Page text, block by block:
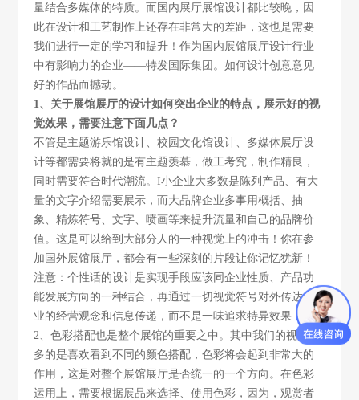
量结合多媒体的特质。而国内展厅展馆设计都比较晚，因
此在设计和工艺制作上还存在非常大的差距，这也是需要
我们进行一定的学习和提升！作为国内展馆展厅设计行业
中有影响力的企业——特发国际集团。如何设计创意意见
好的作品而撼动。
1 、关于展馆展厅的设计如何突出企业的特点，展示好的视
觉效果，需要注意下面几点？
不管是主题游乐馆设计、校园文化馆设计、多媒体展厅设
计等都需要将就的是有主题羡慕，做工考究，制作精良，
同时需要符合时代潮流。I小企业大多数是陈列产品、有大
量的文字介绍需要展示，而大品牌企业多事用概括、抽
象、精炼符号、文字、喷画等来提升流量和自己的品牌价
值。这是可以给到大部分人的一种视觉上的冲击！你在参
加国外展馆展厅，都会有一些深刻的片段让你记忆犹新！
注意：个性话的设计是实现手段应该同企业性质、产品功
能发展方向的一种结合，再通过一切视觉符号对外传达企
业的经营观念和信息传递，而不是一味追求特异效果！
2 、色彩搭配也是整个展馆的重要之中。其中我们的视觉更
多的是喜欢看到不同的颜色搭配，色彩将会起到非常大的
作用，这是对整个展馆展厅是否统一的一个方向。在色彩
运用上，需要根据展品来选择、使用色彩，因为，观赏者